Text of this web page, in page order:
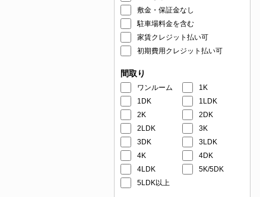
敷金・保証金なし
駐車場料金を含む
家賃クレジット払い可
初期費用クレジット払い可
間取り
ワンルーム
1K
1DK
1LDK
2K
2DK
2LDK
3K
3DK
3LDK
4K
4DK
4LDK
5K/5DK
5LDK以上